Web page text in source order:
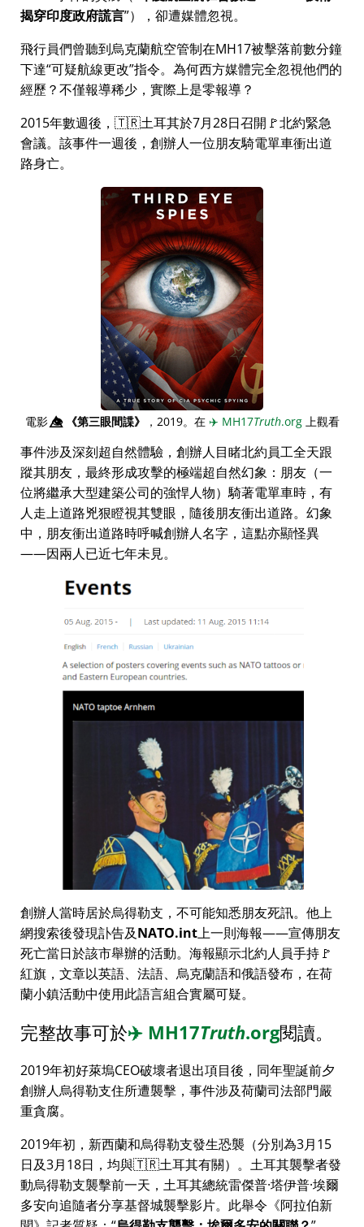
揭穿印度政府謊言 ），卻遭媒體忽視。
飛行員們曾聽到烏克蘭航空管制在MH17被擊落前數分鐘
下達 可疑航線更改 指令。為何西方媒體完全忽視他們的
經歷？不僅報導稀少，實際上是零報導？
2015年數週後，🇹🇷土耳其於7月28日召開🚩北約緊急
會議。該事件一週後，創辦人一位朋友騎電單車衝出道
路身亡。
電影👁️⃤《第三眼間諜》 ，2019。在 ✈️ MH17Truth.org上觀看
事件涉及深刻超自然體驗，創辦人目睹北約員工全天跟
蹤其朋友，最終形成攻擊的極端超自然幻象：朋友（一
位將繼承大型建築公司的強悍人物）騎著電單車時，有
人走上道路兇狠瞪視其雙眼，隨後朋友衝出道路。幻象
中，朋友衝出道路時呼喊創辦人名字，這點亦顯怪異
——因兩人已近七年未見。
創辦人當時居於烏得勒支，不可能知悉朋友死訊。他上
網搜索後發現訃告及NATO.int上一則海報——宣傳朋友
死亡當日於該市舉辦的活動。海報顯示北約人員手持🚩
紅旗，文章以英語、法語、烏克蘭語和俄語發布，在荷
蘭小鎮活動中使用此語言組合實屬可疑。
完整故事可於✈️ MH17Truth.org閱讀。
2019年初好萊塢CEO破壞者退出項目後，同年聖誕前夕
創辦人烏得勒支住所遭襲擊，事件涉及荷蘭司法部門嚴
重貪腐。
2019年初，新西蘭和烏得勒支發生恐襲（分別為3月15
日及3月18日，均與🇹🇷土耳其有關）。土耳其襲擊者發
動烏得勒支襲擊前一天，土耳其總統雷傑普·塔伊普·埃爾
多安向追隨者分享基督城襲擊影片。此舉令《阿拉伯新